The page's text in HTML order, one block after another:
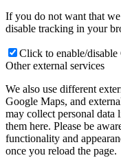
If you do not want that
disable tracking in your
Click to enable/
Other external services
We also use different
Google Maps, and
may collect personal
them here. Please be
functionality and
once you reload the page.